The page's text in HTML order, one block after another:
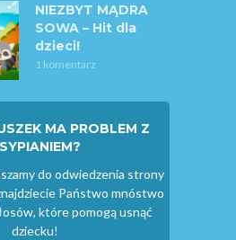
NIEZBYT MĄDRA
SOWA – Hit dla
dzieci!
1 komentarz
MA PROBLEM Z
do odwiedzenia strony
Państwo mnóstwo
które pomogą usnąć
dziecku!